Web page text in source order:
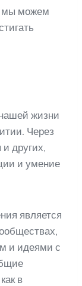
мы можем
жизни
Через
других,
и умение
является
и идеями с
в